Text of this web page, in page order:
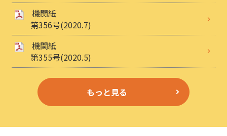
機関紙
第356号(2020.7)
機関紙
第355号(2020.5)
もっと見る